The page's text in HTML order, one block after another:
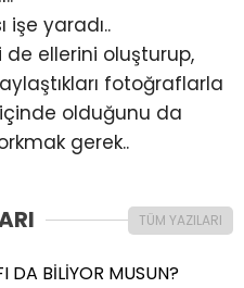
işe yaradı..
ellerini oluşturup,
fotoğraflarla
içinde olduğunu da
gerek..
TÜM YAZILARI
DA BİLİYOR MUSUN?